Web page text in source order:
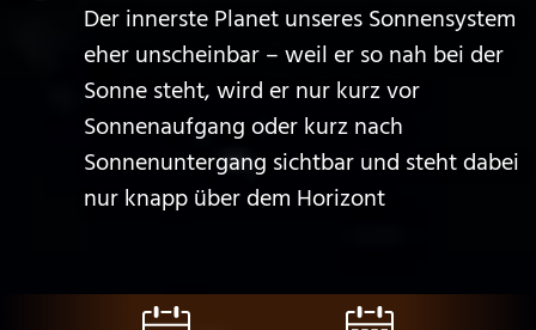
Der innerste Planet unseres Sonnensystem
eher unscheinbar – weil er so nah bei der
Sonne steht, wird er nur kurz vor
Sonnenaufgang oder kurz nach
Sonnenuntergang sichtbar und steht dabei
nur knapp über dem Horizont